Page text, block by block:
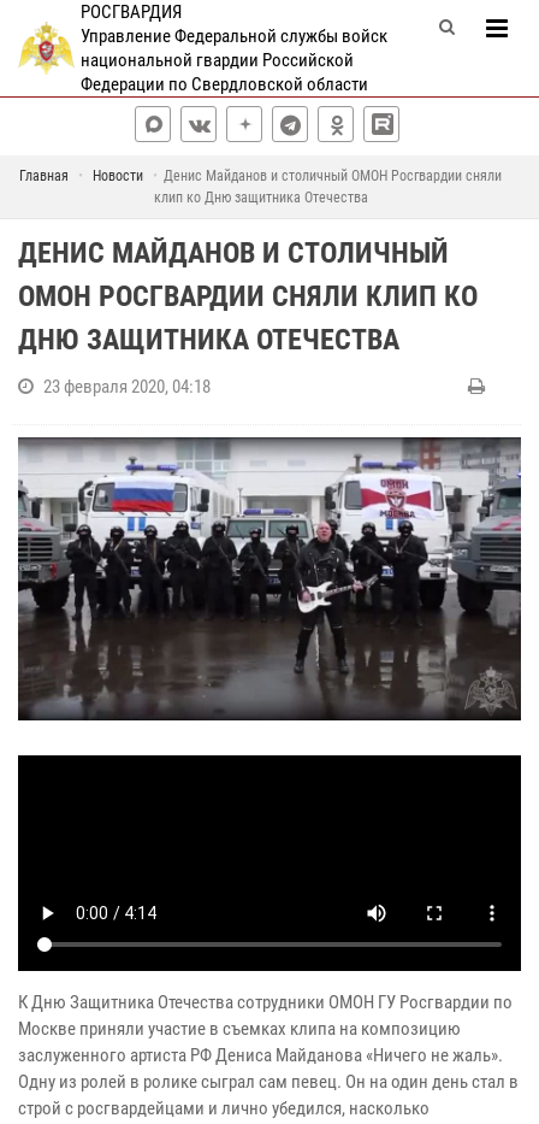
РОСГВАРДИЯ
Управление Федеральной службы войск
национальной гвардии Российской
Федерации по Свердловской области
Главная Новости
Денис Майданов и столичный ОМОН Росгвардии сняли
клип ко Дню защитника Отечества
ДЕНИС МАЙДАНОВ И СТОЛИЧНЫЙ
ОМОН РОСГВАРДИИ СНЯЛИ КЛИП КО
ДНЮ ЗАЩИТНИКА ОТЕЧЕСТВА
23 февраля 2020, 04:18
К Дню Защитника Отечества сотрудники ОМОН ГУ Росгвардии по
Москве приняли участие в съемках клипа на композицию
заслуженного артиста РФ Дениса Майданова «Ничего не жаль».
Одну из ролей в ролике сыграл сам певец. Он на один день стал в
строй с росгвардейцами и лично убедился, насколько